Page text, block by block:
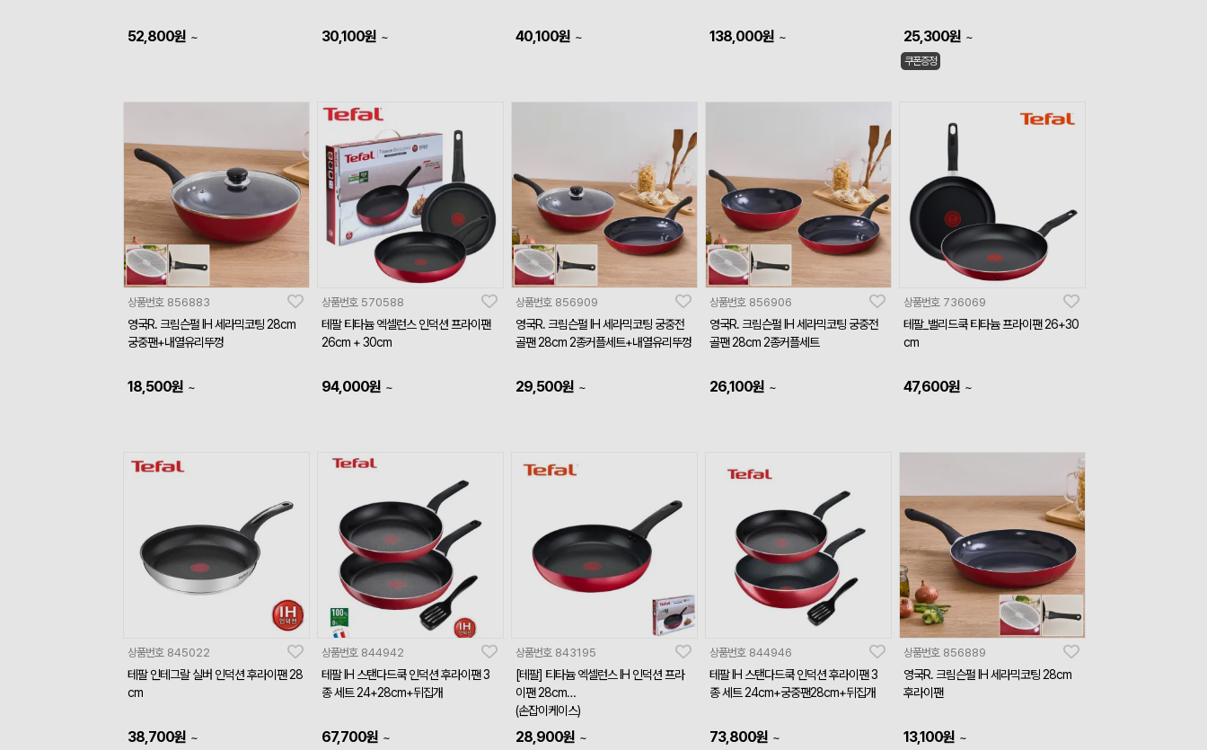
52,800원 ~ 30,100원 ~ 40,100원 ~ 138,000원 ~ 25,300원 ~
쿠폰증정
상품번호 856883
영국R. 크림슨펄 IH 세라믹코팅 28cm
궁중팬+내열유리뚜껑
18,500원 ~
상품번호 570588
테팔 티타늄 엑셀런스 인덕션 프라이팬
26cm + 30cm
94,000원 ~
상품번호 856909
영국R. 크림슨펄 IH 세라믹코팅 궁중전
골팬 28cm 2종커플세트+내열유리뚜껑
29,500원 ~
상품번호 856906
영국R. 크림슨펄 IH 세라믹코팅 궁중전
골팬 28cm 2종커플세트
26,100원 ~
상품번호 736069
테팔_밸리드쿡 티타늄 프라이팬 26+30
cm
47,600원 ~
상품번호 845022
테팔 인테그랄 실버 인덕션 후라이팬 28
cm
38,700원 ~
상품번호 844942
테팔 IH 스탠다드쿡 인덕션 후라이팬 3
종 세트 24+28cm+뒤집개
67,700원 ~
상품번호 843195
[테팔] 티타늄 엑셀런스 IH 인덕션 프라
이팬 28cm
(손잡이케이스)
28,900원 ~
상품번호 844946
테팔 IH 스탠다드쿡 인덕션 후라이팬 3
종 세트 24cm+궁중팬28cm+뒤집개
73,800원 ~
상품번호 856889
영국R. 크림슨펄 IH 세라믹코팅 28cm
후라이팬
13,100원 ~